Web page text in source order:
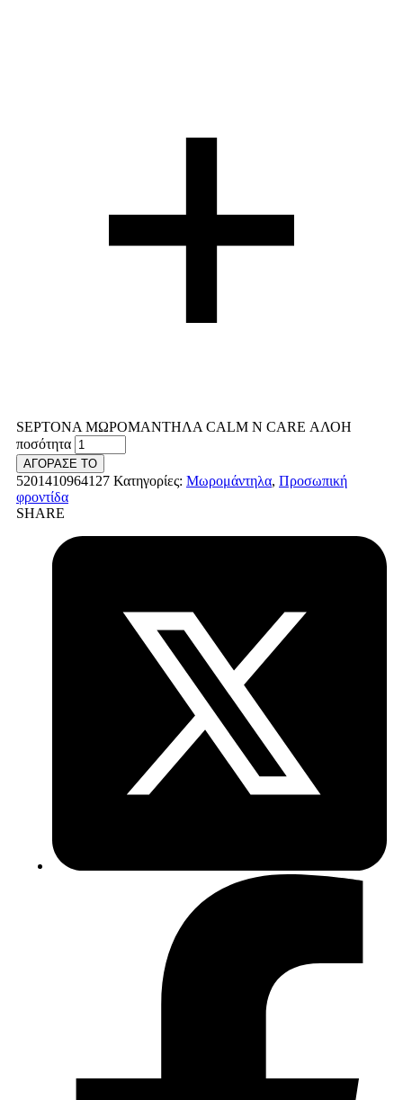
SEPTONA ΜΩΡΟΜΑΝΤΗΛΑ CALM N CARE ΑΛΟΗ
ποσότητα
ΑΓΟΡΑΣΕ ΤΟ
5201410964127 Κατηγορίες: Μωρομάντηλα, Προσωπική
φροντίδα
SHARE